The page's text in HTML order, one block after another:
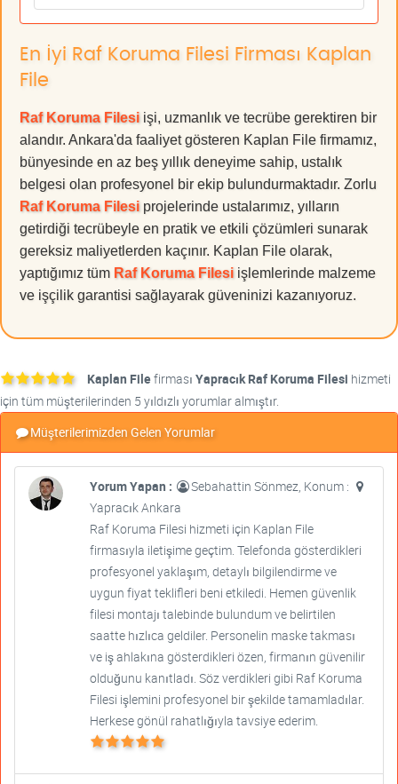
En İyi Raf Koruma Filesi Firması Kaplan
File
Raf Koruma Filesi işi, uzmanlık ve tecrübe gerektiren bir
alandır. Ankara'da faaliyet gösteren Kaplan File firmamız,
bünyesinde en az beş yıllık deneyime sahip, ustalık
belgesi olan profesyonel bir ekip bulundurmaktadır. Zorlu
Raf Koruma Filesi projelerinde ustalarımız, yılların
getirdiği tecrübeyle en pratik ve etkili çözümleri sunarak
gereksiz maliyetlerden kaçınır. Kaplan File olarak,
yaptığımız tüm Raf Koruma Filesi işlemlerinde malzeme
ve işçilik garantisi sağlayarak güveninizi kazanıyoruz.
Kaplan Filefirması Yapracık Raf Koruma Filesi hizmeti
için tüm müşterilerinden 5 yıldızlı yorumlar almıştır.
Müşterilerimizden Gelen Yorumlar
Yorum Yapan :
Sebahattin Sönmez, Konum :
Yapracık Ankara
Raf Koruma Filesi hizmeti için Kaplan File
firmasıyla iletişime geçtim. Telefonda gösterdikleri
profesyonel yaklaşım, detaylı bilgilendirme ve
uygun fiyat teklifleri beni etkiledi. Hemen güvenlik
filesi montajı talebinde bulundum ve belirtilen
saatte hızlıca geldiler. Personelin maske takması
ve iş ahlakına gösterdikleri özen, firmanın güvenilir
olduğunu kanıtladı. Söz verdikleri gibi Raf Koruma
Filesi işlemini profesyonel bir şekilde tamamladılar.
Herkese gönül rahatlığıyla tavsiye ederim.